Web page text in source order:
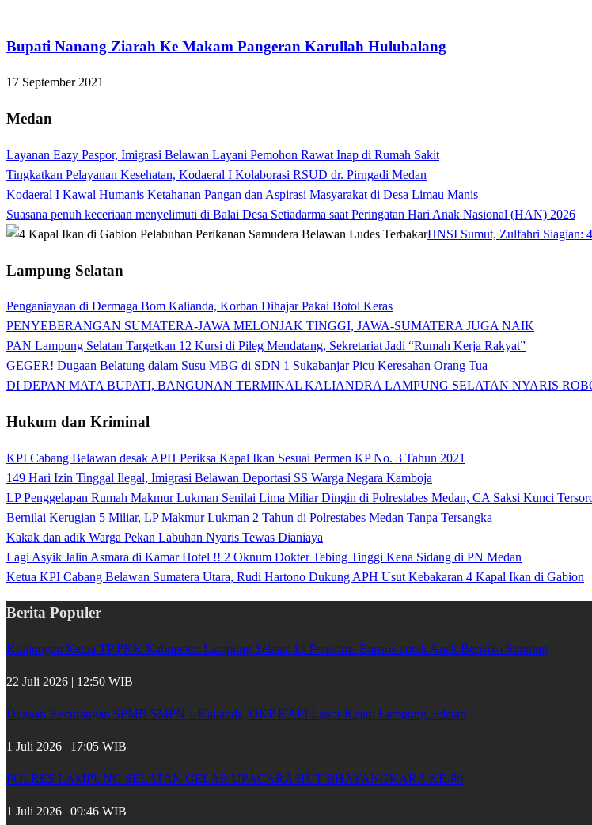
Bupati Nanang Ziarah Ke Makam Pangeran Karullah Hulubalang
17 September 2021
Medan
Layanan Eazy Paspor, Imigrasi Belawan Layani Pemohon Rawat Inap di Rumah Sakit
Tingkatkan Pelayanan Kesehatan, Kodaeral I Kolaborasi RSUD dr. Pirngadi Medan‎
Kodaeral I Kawal Humanis Ketahanan Pangan dan Aspirasi Masyarakat di Desa Limau Manis
Suasana penuh keceriaan menyelimuti di Balai Desa Setiadarma saat Peringatan Hari Anak Nasional (HAN) 2026
HNSI Sumut, Zulfahri Siagian:
Lampung Selatan
Penganiayaan di Dermaga Bom Kalianda, Korban Dihajar Pakai Botol Keras
PENYEBERANGAN SUMATERA-JAWA MELONJAK TINGGI, JAWA-SUMATERA JUGA NAIK
PAN Lampung Selatan Targetkan 12 Kursi di Pileg Mendatang, Sekretariat Jadi “Rumah Kerja Rakyat”
GEGER! Dugaan Belatung dalam Susu MBG di SDN 1 Sukabanjar Picu Keresahan Orang Tua
DI DEPAN MATA BUPATI, BANGUNAN TERMINAL KALIANDRA LAMPUNG SELATAN NYARIS
Hukum dan Kriminal
KPI Cabang Belawan desak APH Periksa Kapal Ikan Sesuai Permen KP No. 3 Tahun 2021
149 Hari Izin Tinggal Ilegal, Imigrasi Belawan Deportasi SS Warga Negara Kamboja
LP Penggelapan Rumah Makmur Lukman Senilai Lima Miliar Dingin di Polrestabes Medan, CA Saksi Kunci
Bernilai Kerugian 5 Miliar, LP Makmur Lukman 2 Tahun di Polrestabes Medan Tanpa Tersangka
Kakak dan adik Warga Pekan Labuhan Nyaris Tewas Dianiaya
Lagi Asyik Jalin Asmara di Kamar Hotel !! 2 Oknum Dokter Tebing Tinggi Kena Sidang di PN Medan
Ketua KPI Cabang Belawan Sumatera Utara, Rudi Hartono Dukung APH Usut Kebakaran 4 Kapal Ikan di Gabion
Berita Populer
Kunjungan Ketua TP PKK Kabupaten Lampung Selatan ke Penerima Bansos untuk Anak Berisiko Stunting
22 Juli 2026 | 12:50 WIB
Dugaan Kecurangan SPMB SMPN 1 Kalianda, OKP KAPI Lapor Kejari Lampung Selatan
1 Juli 2026 | 17:05 WIB
POLRES LAMPUNG SELATAN GELAR UPACARA HUT BHAYANGKARA KE-80
1 Juli 2026 | 09:46 WIB